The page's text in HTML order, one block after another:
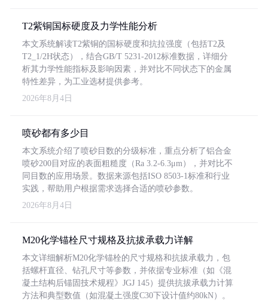
T2紫铜国标硬度及力学性能分析
本文系统解读T2紫铜的国标硬度和抗拉强度（包括T2及
T2_1/2H状态），结合GB/T 5231-2012标准数据，详细分
析其力学性能指标及影响因素，并对比不同状态下的金属
特性差异，为工业选材提供参考。
2026年8月4日
喷砂都有多少目
本文系统介绍了喷砂目数的分级标准，重点分析了铝合金
喷砂200目对应的表面粗糙度（Ra 3.2-6.3μm），并对比不
同目数的应用场景。数据来源包括ISO 8503-1标准和行业
实践，帮助用户根据需求选择合适的喷砂参数。
2026年8月4日
M20化学锚栓尺寸规格及抗拔承载力详解
本文详细解析M20化学锚栓的尺寸规格和抗拔承载力，包
括螺杆直径、钻孔尺寸等参数，并依据专业标准（如《混
凝土结构后锚固技术规程》JGJ 145）提供抗拔承载力计算
方法和典型数值（如混凝土强度C30下设计值约80kN）。